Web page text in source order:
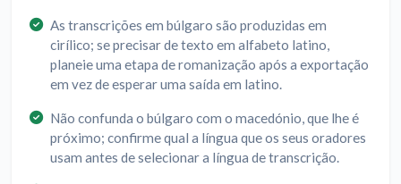
As transcrições em búlgaro são produzidas em
cirílico; se precisar de texto em alfabeto latino,
planeie uma etapa de romanização após a exportação
em vez de esperar uma saída em latino.
Não confunda o búlgaro com o macedónio, que lhe é
próximo; confirme qual a língua que os seus oradores
usam antes de selecionar a língua de transcrição.